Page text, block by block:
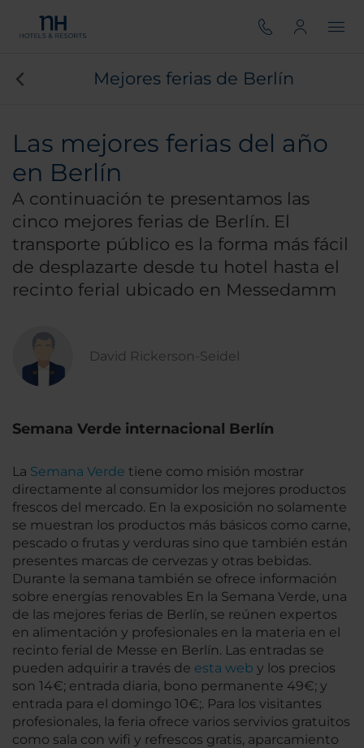
Mejores ferias de Berlín
Las mejores ferias del año
en Berlín
A continuación te presentamos las
cinco mejores ferias de Berlín. El
transporte público es la forma más fácil
de desplazarte desde tu hotel hasta el
recinto ferial ubicado en Messedamm
David Rickerson-Seidel
Semana Verde internacional Berlín
La Semana Verde tiene como misión mostrar
directamente al consumidor los mejores productos
frescos del mercado. En la exposición no solamente
se muestran los productos más básicos como carne,
pescado o frutas y verduras sino que también están
presentes marcas de cervezas y otras bebidas.
Durante la semana también se ofrece información
sobre energías renovables En la Semana Verde, una
de las mejores ferias de Berlín, se reúnen expertos
en alimentación y profesionales en la materia en el
recinto ferial de Messe en Berlín. Las entradas se
pueden adquirir a través de esta web y los precios
son 14€; entrada diaria, bono permanente 49€; y
entrada para el domingo 10€;. Para los visitantes
profesionales, la feria ofrece varios servivios gratuitos
como sala con wifi y refrescos gratis, aparcamiento